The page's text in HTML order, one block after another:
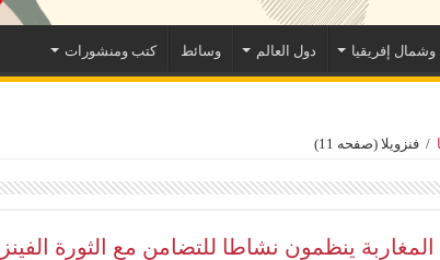
إفريقيا دول العالم وسائط كتب ومنشورات
/ فنزويلا (صفحه 11)
المغاربة ينظمون نشاطا للتضامن مع الثورة